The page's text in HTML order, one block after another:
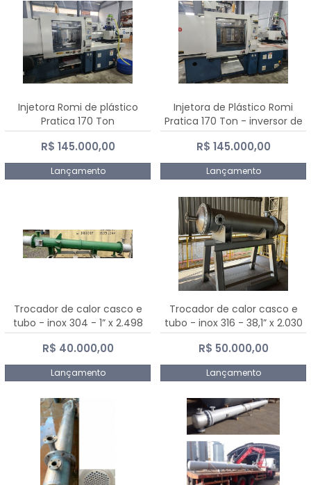
Injetora Romi de plástico
Pratica 170 Ton
R$ 145.000,00
Lançamento
Injetora de Plástico Romi
Pratica 170 Ton - inversor de
frequência NR 12
R$ 145.000,00
Lançamento
Trocador de calor casco e
tubo - inox 304 - 1” x 2.498
mm
R$ 40.000,00
Lançamento
Trocador de calor casco e
tubo - inox 316 - 38,1” x 2.030
mm
R$ 50.000,00
Lançamento